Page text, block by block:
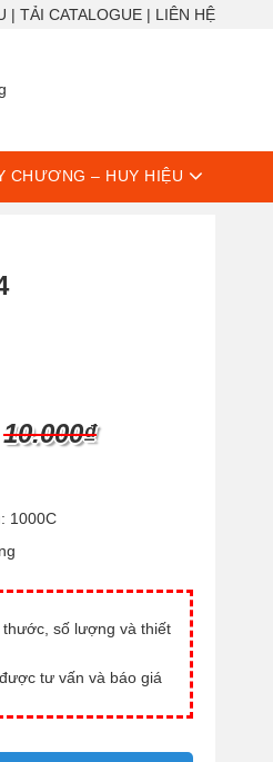
TẢI CATALOGUE LIÊN HỆ
CHƯƠNG – HUY HIỆU
10.000₫
1000C
số lượng và thiết
tư vấn và báo giá